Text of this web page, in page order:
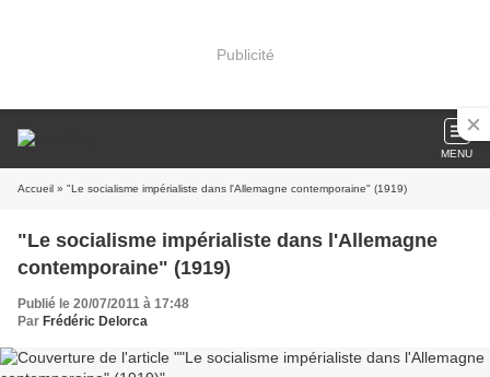
Publicité
MENU
Accueil » "Le socialisme impérialiste dans l'Allemagne contemporaine" (1919)
"Le socialisme impérialiste dans l'Allemagne
contemporaine" (1919)
Publié le 20/07/2011 à 17:48
Par Frédéric Delorca